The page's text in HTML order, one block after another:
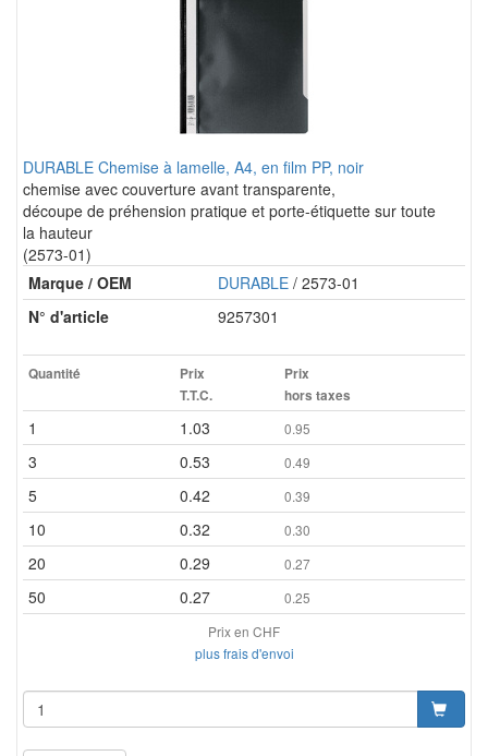
DURABLE Chemise à lamelle, A4, en film PP, noir
chemise avec couverture avant transparente,
découpe de préhension pratique et porte-étiquette sur toute
la hauteur
(2573-01)
Marque / OEM
DURABLE / 2573-01
N° d'article
9257301
Quantité
Prix
T.T.C.
Prix
hors taxes
1 1.03 0.95
3 0.53 0.49
5 0.42 0.39
10 0.32 0.30
20 0.29 0.27
50 0.27
0.25
Prix en CHF
plus frais d'envoi